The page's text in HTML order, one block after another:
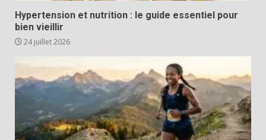
Hypertension et nutrition : le guide essentiel pour
bien vieillir
24 juillet 2026